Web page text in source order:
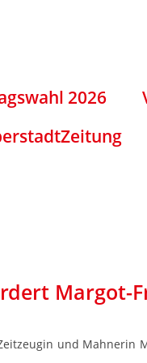
2026
Margot-
und Mahnerin